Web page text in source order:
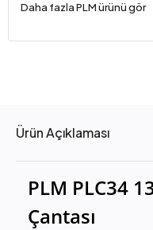
Daha fazla PLM ürünü gör
Ürün Açıklaması
PLM PLC34
Çantası